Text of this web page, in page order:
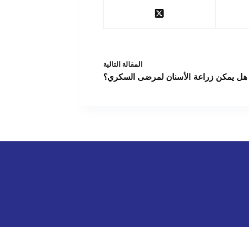
المقالة التالية
هل يمكن زراعة الأسنان لمرضى السكري؟